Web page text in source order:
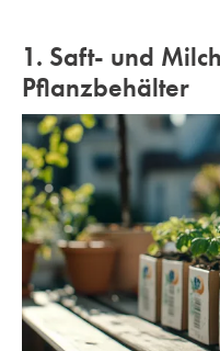
1. Saft- und
Pflanzbehälter